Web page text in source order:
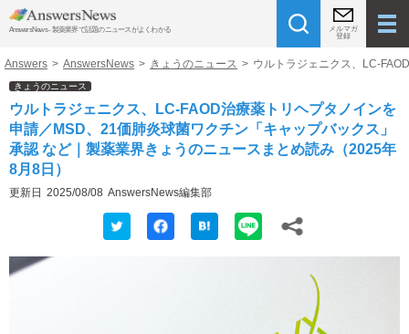
AnswersNews - 製薬業界で話題のニュースがよくわかる
メルマガ
登録
Answers > AnswersNews > きょうのニュース > ウルトラジェニクス、LC-
きょうのニュース
ウルトラジェニクス、LC-FAOD治療薬トリヘプタノインを
申請／MSD、21価肺炎球菌ワクチン「キャップバックス」
承認 など｜製薬業界きょうのニュースまとめ読み（2025年
8月8日）
更新日 2025/08/08 AnswersNews編集部